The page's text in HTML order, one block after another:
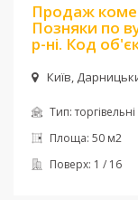
Продаж
Позняки по
р-ні. Код
Київ,
Тип:
Площа: 50 м2
Поверх: 1 / 16